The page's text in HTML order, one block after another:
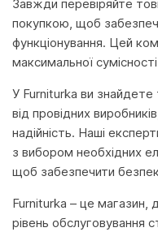
Завжди перевіряйте
покупкою, щоб
функціонування. Цей
максимальної
У Furniturka ви знайдете
від провідних
надійність. Наші
з вибором необхідних
щоб забезпечити
Furniturka – це магазин,
рівень обслуговування